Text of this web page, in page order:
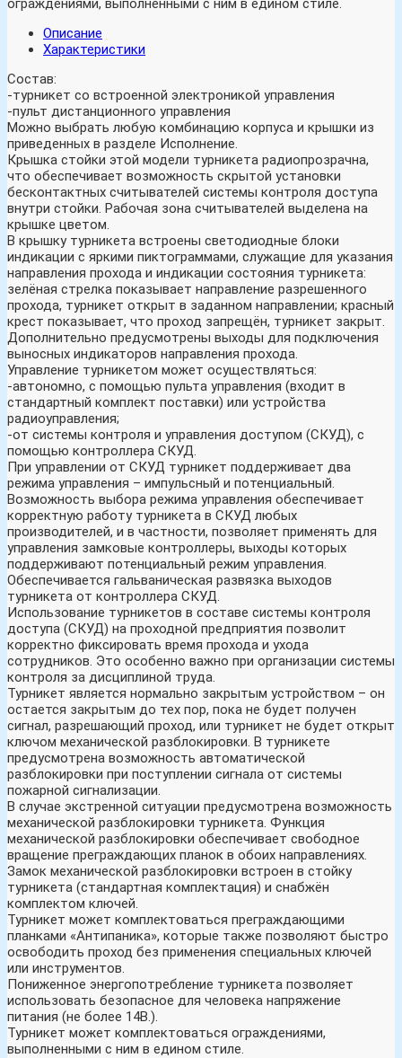
ограждениями, выполненными с ним в едином стиле.
Описание
Характеристики
Состав:
-турникет со встроенной электроникой управления
-пульт дистанционного управления
Можно выбрать любую комбинацию корпуса и крышки из
приведенных в разделе Исполнение.
Крышка стойки этой модели турникета радиопрозрачна,
что обеспечивает возможность скрытой установки
бесконтактных считывателей системы контроля доступа
внутри стойки. Рабочая зона считывателей выделена на
крышке цветом.
В крышку турникета встроены светодиодные блоки
индикации с яркими пиктограммами, служащие для указания
направления прохода и индикации состояния турникета:
зелёная стрелка показывает направление разрешенного
прохода, турникет открыт в заданном направлении; красный
крест показывает, что проход запрещён, турникет закрыт.
Дополнительно предусмотрены выходы для подключения
выносных индикаторов направления прохода.
Управление турникетом может осуществляться:
-автономно, с помощью пульта управления (входит в
стандартный комплект поставки) или устройства
радиоуправления;
-от системы контроля и управления доступом (СКУД), с
помощью контроллера СКУД.
При управлении от СКУД турникет поддерживает два
режима управления – импульсный и потенциальный.
Возможность выбора режима управления обеспечивает
корректную работу турникета в СКУД любых
производителей, и в частности, позволяет применять для
управления замковые контроллеры, выходы которых
поддерживают потенциальный режим управления.
Обеспечивается гальваническая развязка выходов
турникета от контроллера СКУД.
Использование турникетов в составе системы контроля
доступа (СКУД) на проходной предприятия позволит
корректно фиксировать время прохода и ухода
сотрудников. Это особенно важно при организации системы
контроля за дисциплиной труда.
Турникет является нормально закрытым устройством – он
остается закрытым до тех пор, пока не будет получен
сигнал, разрешающий проход, или турникет не будет открыт
ключом механической разблокировки. В турникете
предусмотрена возможность автоматической
разблокировки при поступлении сигнала от системы
пожарной сигнализации.
В случае экстренной ситуации предусмотрена возможность
механической разблокировки турникета. Функция
механической разблокировки обеспечивает свободное
вращение преграждающих планок в обоих направлениях.
Замок механической разблокировки встроен в стойку
турникета (стандартная комплектация) и снабжён
комплектом ключей.
Турникет может комплектоваться преграждающими
планками «Антипаника», которые также позволяют быстро
освободить проход без применения специальных ключей
или инструментов.
Пониженное энергопотребление турникета позволяет
использовать безопасное для человека напряжение
питания (не более 14В.).
Турникет может комплектоваться ограждениями,
выполненными с ним в едином стиле.